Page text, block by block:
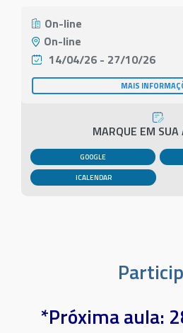
On-line
On-line
14/04/26 - 27/10/26
MAIS
MARQUE EM SUA
GOOGLE
*Próxima aula: